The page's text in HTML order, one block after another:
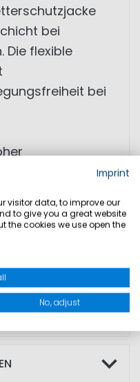
bei
Die flexible
bei
Stretch
Design
Imprint
visitor data, to improve our
to give you a great website
the cookies we use open the
No, adjust